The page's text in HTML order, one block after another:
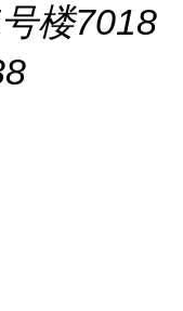
楼7018